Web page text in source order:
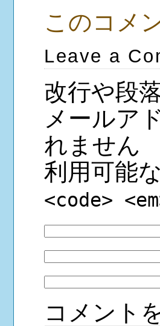
このコメ
Leave a
改行や段
メールア
れません
利用可能
<code>
コメント